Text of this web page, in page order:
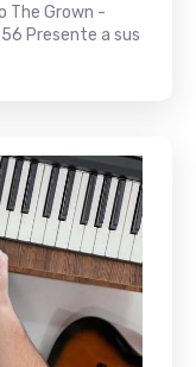
The Grown -
Presente a sus